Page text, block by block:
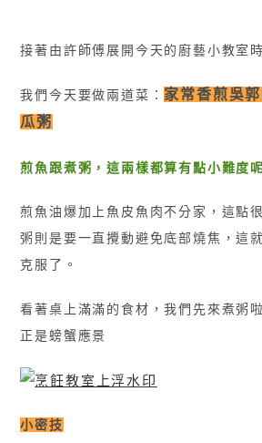
接著由許師傅展開今天的廚藝小教室
我們今天要做兩道菜： 家常香煎吳郭
瓜粥
煎魚跟煮粥，這兩樣都算有點小難度呢
煎魚油爆加上魚皮魚肉不分家，這點
粥則是要一直攪動避免底部燒焦，這
克服了。
看著桌上滿滿的食材，我們先來煮粥
正是螃蟹應景
小密技